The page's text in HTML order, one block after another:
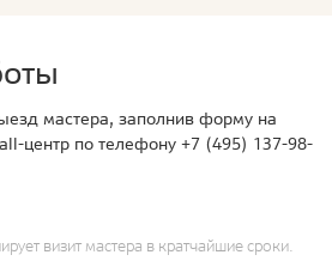
мастера, заполнив форму на
центр по телефону +7 (495) 137-98-
визит мастера в кратчайшие сроки.